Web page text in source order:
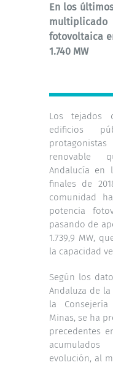
En los
fotovoltaica
1.740 MW
Los tejados
edificios
renovable
Andalucía en
finales de
comunidad
potencia
pasando de
1.739,9 MW,
la capacidad
Según los
Andaluza de
la
Minas, se ha
precedentes
evolución, al